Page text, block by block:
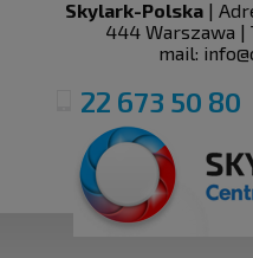
Skylark-Polska |
444 Warszawa |
mail:
22 673 50 80